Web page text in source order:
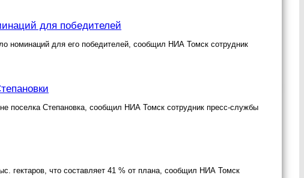
для победителей
номинаций для его победителей, сообщил НИА Томск сотрудник
поселка Степановка, сообщил НИА Томск сотрудник пресс-службы
гектаров, что составляет 41 % от плана, сообщил НИА Томск